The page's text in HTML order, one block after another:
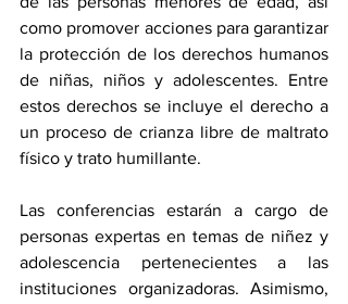
como promover acciones para garantizar
la protección de los derechos humanos
de niñas, niños y adolescentes. Entre
estos derechos se incluye el derecho a
un proceso de crianza libre de maltrato
físico y trato humillante.
Las conferencias estarán a cargo de
personas expertas en temas de niñez y
adolescencia pertenecientes a las
instituciones organizadoras. Asimismo,